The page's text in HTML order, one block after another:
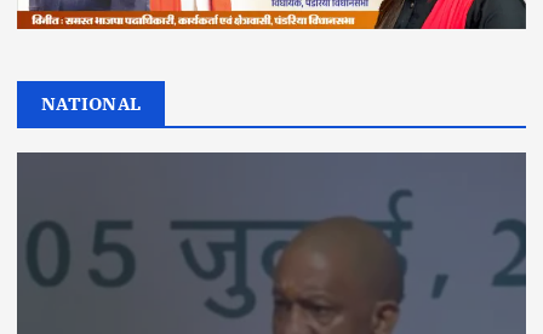
NATIONAL